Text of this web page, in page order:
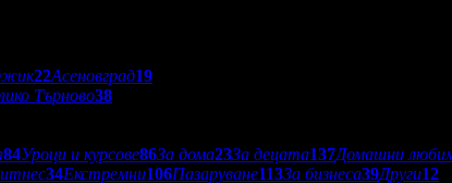
22Асеновград19
Търново38
84Уроци и курсове86За дома23За децата137Домашни
34Екстремни106Пазаруване113За бизнеса39Други12